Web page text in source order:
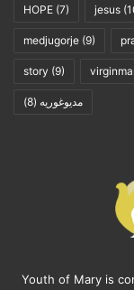
HOPE (7) jesus
medjugorje (9)
story (9)
مديوغوريه (8)
Youth of Mary is